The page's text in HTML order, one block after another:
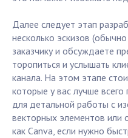
Далее следует этап
несколько эскизов
заказчику и обсуждаете
торопиться и услышать
канала. На этом этапе
которые у вас лучше
для детальной работы с
векторных элементов или
как Canva, если нужно